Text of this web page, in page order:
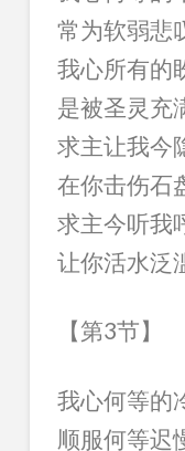
常为软弱悲
我心所有的
是被圣灵充
求主让我今
在你击伤石
求主今听我
让你活水泛
【第3节】
我心何等的
顺服何等迟